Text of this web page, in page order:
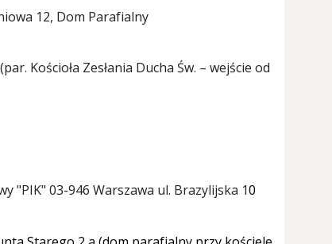
12, Dom Parafialny
Kościoła Zesłania Ducha Św. – wejście od
"PIK"03-946 Warszawa ul. Brazylijska 10